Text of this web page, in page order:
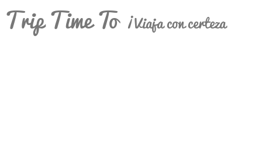
Trip Time To ¡Viaja con certeza